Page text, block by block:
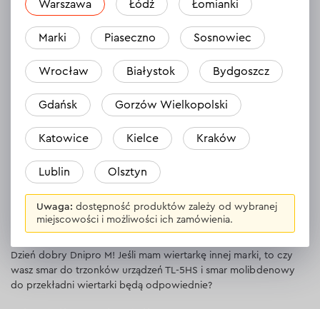
Zostaw opinię
Opinie 2
Andriy
31.10.2023
Powód zakupu:
Odpowiedź 1 odpowiedź
Maxym
Dzień dobry Dnipro M! Jeśli mam wiertarkę innej marki, to czy
wasz smar do trzonków urządzeń TL-5HS i smar molibdenowy
do przekładni wiertarki będą odpowiednie?
Warszawa Łódź Łomianki
Marki Piaseczno Sosnowiec
Wrocław Białystok Bydgoszcz
Gdańsk Gorzów Wielkopolski
Katowice Kielce Kraków
Lublin Olsztyn
Uwaga: dostępność produktów zależy od wybranej
miejscowości i możliwości ich zamówienia.